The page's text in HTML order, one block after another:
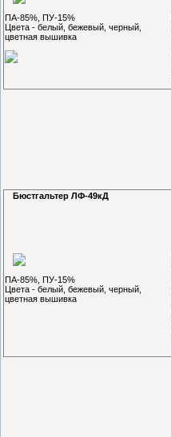
ПА-85%, ПУ-15%
Цвета - белый, бежевый, черный,
цветная вышивка
Бюстгальтер ЛФ-49кД
ПА-85%, ПУ-15%
Цвета - белый, бежевый, черный,
цветная вышивка